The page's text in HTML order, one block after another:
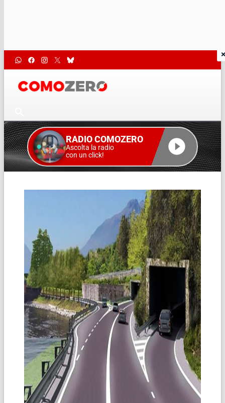
RADIO COMOZERO
Ascolta la radio
con un click!